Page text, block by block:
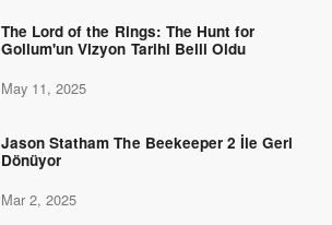
The Lord of the Rings: The Hunt for
Gollum'un Vizyon Tarihi Belli Oldu
May 11, 2025
Jason Statham The Beekeeper 2 İle Geri
Dönüyor
Mar 2, 2025